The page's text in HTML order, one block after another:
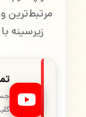
زیرسینه